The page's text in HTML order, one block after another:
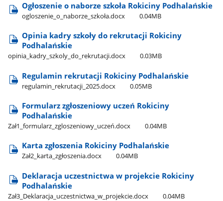
Ogłoszenie o naborze szkoła Rokiciny Podhalańskie
ogloszenie​_o​_naborze​_szkoła.docx 0.04MB
Opinia kadry szkoły do rekrutacji Rokiciny
Podhalańskie
opinia​_kadry​_szkoly​_do​_rekrutacji.docx 0.03MB
Regulamin rekrutacji Rokiciny Podhalańskie
regulamin​_rekrutacji​_2025.docx 0.05MB
Formularz zgłoszeniowy uczeń Rokiciny
Podhalańskie
Zał1​_formularz​_zgloszeniowy​_uczeń.docx 0.04MB
Karta zgłoszenia Rokiciny Podhalańskie
Zał2​_karta​_zgłoszenia.docx 0.04MB
Deklaracja uczestnictwa w projekcie Rokiciny
Podhalańskie
Zał3​_Deklaracja​_uczestnictwa​_w​_projekcie.docx 0.04MB